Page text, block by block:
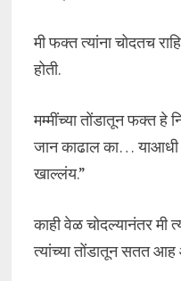
मी फक्त त्यांना चोदतच
होती.
मम्मींच्या तोंडातून फक्त
जान काढाल का…
खाल्लंय.”
काही वेळ चोदल्यानंतर मी
त्यांच्या तोंडातून सतत